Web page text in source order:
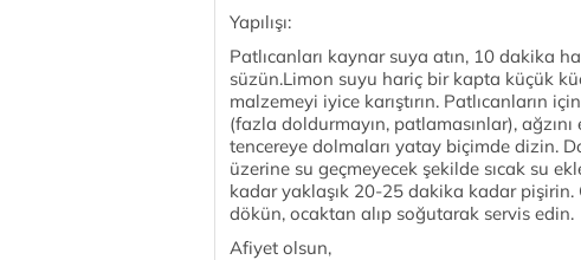
Yapılışı:
Patlıcanları kaynar suya atın, 10 dakika
süzün.Limon suyu hariç bir kapta küçük
malzemeyi iyice karıştırın. Patlıcanların
(fazla doldurmayın, patlamasınlar),
tencereye dolmaları yatay biçimde dizin.
üzerine su geçmeyecek şekilde sıcak su
kadar yaklaşık 20-25 dakika kadar
dökün, ocaktan alıp soğutarak servis edin.
Afiyet olsun,